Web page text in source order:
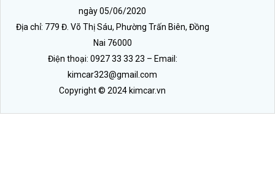
ngày 05/06/2020
Địa chỉ: 779 Đ. Võ Thị Sáu, Phường Trấn Biên, Đồng
Nai 76000
Điện thoại: 0927 33 33 23 – Email:
kimcar323@gmail.com
Copyright © 2024 kimcar.vn